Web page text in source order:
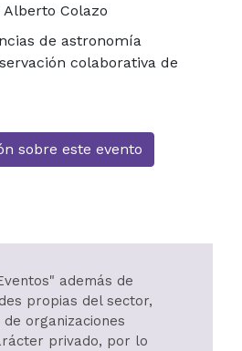
Colazo
de astronomía
colaborativa de
sobre este evento
además de
propias del sector,
organizaciones
privado, por lo